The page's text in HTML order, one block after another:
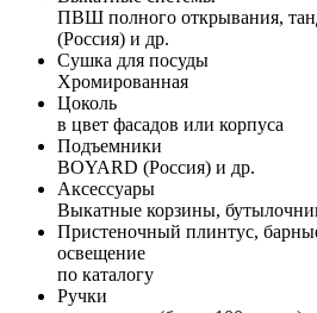
ПВШ полного открывания,
(Россия) и др.
Сушка для посуды
Хромированная
Цоколь
в цвет фасадов или корпуса
Подъемники
BOYARD (Россия) и др.
Аксессуары
Выкатные корзины,
Пристеночный плинтус,
освещение
по каталогу
Ручки